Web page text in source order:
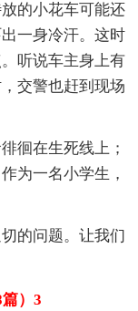
的小花车可能还
一身冷汗。这时
听说车主身上有
交警也赶到现场
徊在生死线上；
为一名小学生，
的问题。让我们
）3